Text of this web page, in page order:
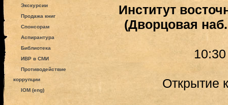
Экскурсии
Продажа книг
Спонсорам
Аспирантура
Библиотека
ИВР в СМИ
Противодействие
коррупции
IOM (eng)
Институт
(Дворцовая
Открытие